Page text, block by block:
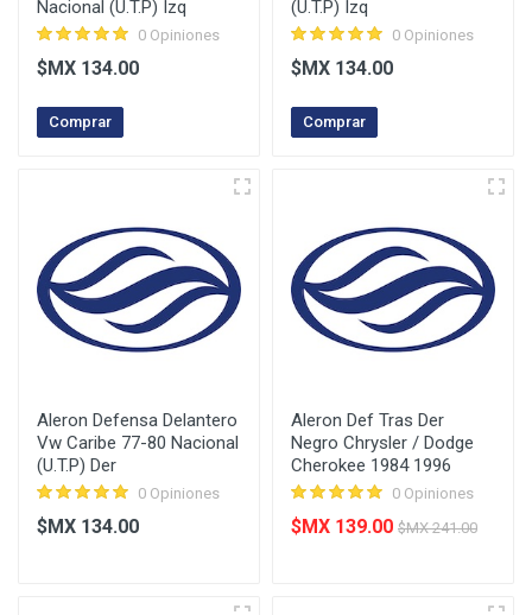
Nacional (U.T.P) Izq
0 Opiniones
$MX 134.00
Comprar
(U.T.P) Izq
0 Opiniones
$MX 134.00
Comprar
Aleron Defensa Delantero
Vw Caribe 77-80 Nacional
(U.T.P) Der
0 Opiniones
$MX 134.00
Aleron Def Tras Der
Negro Chrysler / Dodge
Cherokee 1984 1996
0 Opiniones
$MX 139.00 $MX 241.00